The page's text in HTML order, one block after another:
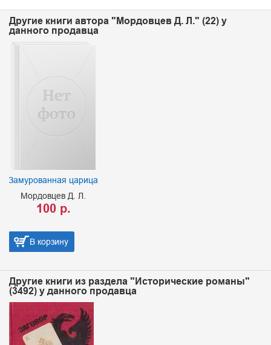
Другие книги автора "Мордовцев Д. Л." (22) у
данного продавца
Замурованная царица
Мордовцев Д. Л.
100 р.
В корзину
Другие книги из раздела "Исторические романы"
(3492) у данного продавца